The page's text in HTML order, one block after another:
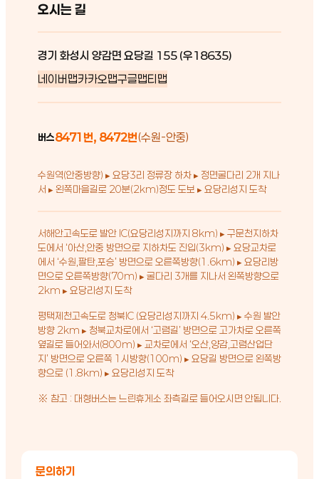
오시는 길
경기 화성시 양감면 요당길 155 (우18635)
네이버맵카카오맵구글맵티맵
버스8471번, 8472번(수원-안중)
수원역(안중방향) ▸ 요당3리 정류장 하차 ▸ 정면굴다리 2개 지나
서 ▸ 왼쪽마을길로 20분(2km)정도 도보 ▸ 요당리성지 도착
서해안고속도로 발안 IC(요당리성지까지 8km) ▸ 구문천지하차
도에서 ‘아산,안중 방면으로 지하차도 진입(3km) ▸ 요당교차로
에서 ‘수원,팔탄,포승’ 방면으로 오른쪽방향(1.6km) ▸ 요당리방
면으로 오른쪽방향(70m) ▸ 굴다리 3개를 지나서 왼쪽방향으로
2km ▸ 요당리성지 도착
평택제천고속도로 청북IC (요당리성지까지 4.5km) ▸ 수원 발안
방향 2km ▸ 청북교차로에서 ‘고렴길’ 방면으로 고가차로 오른쪽
옆길로 들어와서(800m) ▸ 교차로에서 ‘오산,양감,고렴산업단
지’ 방면으로 오른쪽 1시방향(100m) ▸ 요당길 방면으로 왼쪽방
향으로 (1.8km) ▸ 요당리성지 도착
※ 참고 : 대형버스는 느린휴게소 좌측길로 들어오시면 안됩니다.
문의하기